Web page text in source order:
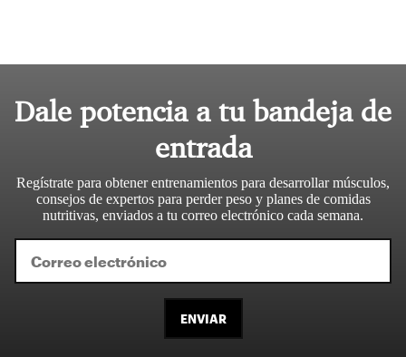
Dale potencia a tu bandeja de
entrada
Regístrate para obtener entrenamientos para desarrollar músculos,
consejos de expertos para perder peso y planes de comidas
nutritivas, enviados a tu correo electrónico cada semana.
ENVIAR